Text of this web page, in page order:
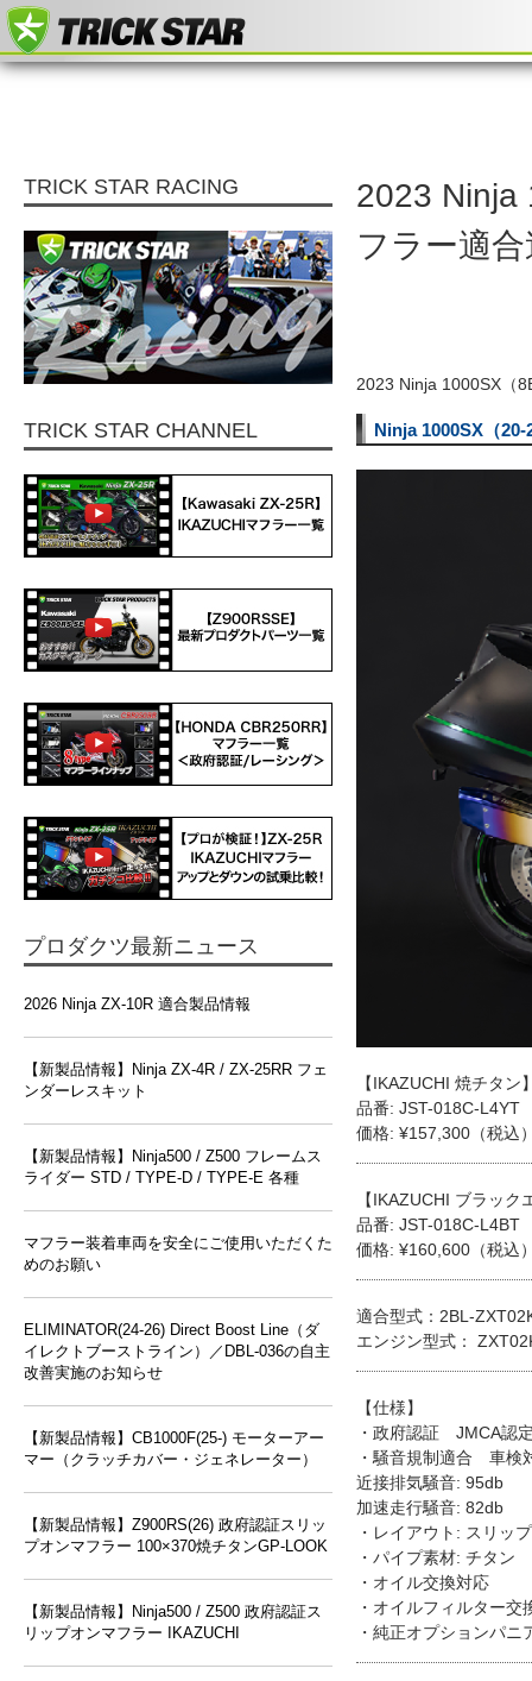
2023 Ninja
フラー適
2023 Ninja 1000SX（
Ninja 1000SX（
【IKAZUCHI 焼チタン
品番: JST-018C-L4YT
価格: ¥157,300（税込
【IKAZUCHI ブラック
品番: JST-018C-L4BT
価格: ¥160,600（税込
適合型式：2BL-
エンジン型式：
【仕様】
・政府認証 JMCA認
・騒音規制適合 車検
近接排気騒音: 95db
加速走行騒音: 82db
・レイアウト: スリッ
・パイプ素材: チタン
・オイル交換対応
・オイルフィルター交
・純正オプションパニ
TRICK STAR RACING
TRICK STAR CHANNEL
プロダクツ最新ニュース
2026 Ninja ZX-10R 適合製品情報
【新製品情報】Ninja ZX-4R / ZX-25RR フェ
ンダーレスキット
【新製品情報】Ninja500 / Z500 フレームス
ライダー STD / TYPE-D / TYPE-E 各種
マフラー装着車両を安全にご使用いただくた
めのお願い
ELIMINATOR(24-26) Direct Boost Line（ダ
イレクトブーストライン）／DBL-036の自主
改善実施のお知らせ
【新製品情報】CB1000F(25-) モーターアー
マー（クラッチカバー・ジェネレーター）
【新製品情報】Z900RS(26) 政府認証スリッ
プオンマフラー 100×370焼チタンGP-LOOK
【新製品情報】Ninja500 / Z500 政府認証ス
リップオンマフラー IKAZUCHI